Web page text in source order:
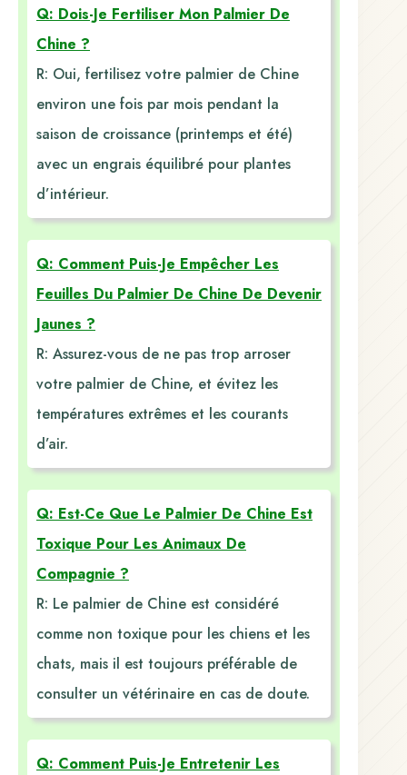
Q: Dois-Je Fertiliser Mon Palmier De
Chine ?
R: Oui, fertilisez votre palmier de Chine
environ une fois par mois pendant la
saison de croissance (printemps et été)
avec un engrais équilibré pour plantes
d’intérieur.
Q: Comment Puis-Je Empêcher Les
Feuilles Du Palmier De Chine De Devenir
Jaunes ?
R: Assurez-vous de ne pas trop arroser
votre palmier de Chine, et évitez les
températures extrêmes et les courants
d’air.
Q: Est-Ce Que Le Palmier De Chine Est
Toxique Pour Les Animaux De
Compagnie ?
R: Le palmier de Chine est considéré
comme non toxique pour les chiens et les
chats, mais il est toujours préférable de
consulter un vétérinaire en cas de doute.
Q: Comment Puis-Je Entretenir Les